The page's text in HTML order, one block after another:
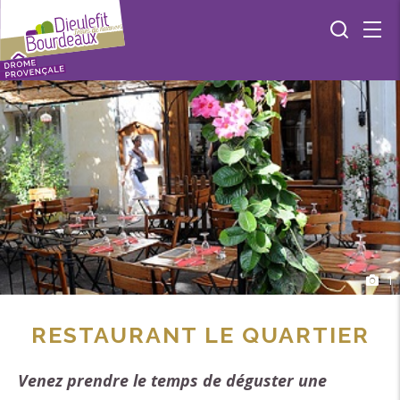
1
RESTAURANT LE QUARTIER
Venez prendre le temps de déguster une